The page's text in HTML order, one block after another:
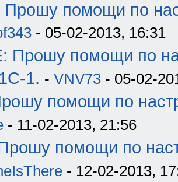
Прошу помощи по
- 05-02-2013, 16:31
Прошу помощи по
1. - VNV73 - 05-02-
помощи по
- 11-02-2013, 21:56
помощи по
- 12-02-2013,